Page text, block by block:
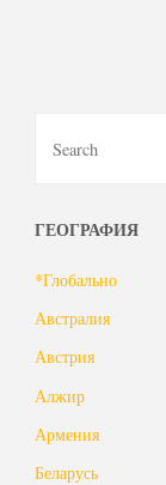
ГЕОГРАФИЯ
*Глобально
Австралия
Австрия
Алжир
Армения
Беларусь